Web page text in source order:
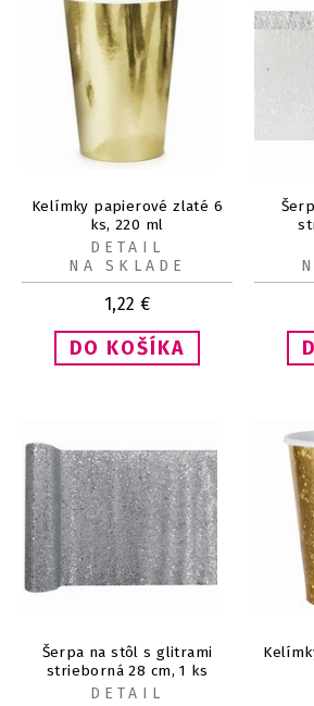
Kelímky papierové zlaté 6
ks, 220 ml
1,22 €
DETAIL
NA SKLADE
Šerpa na stôl s glitrami
strieborná 28 cm, 1 ks
DETAIL